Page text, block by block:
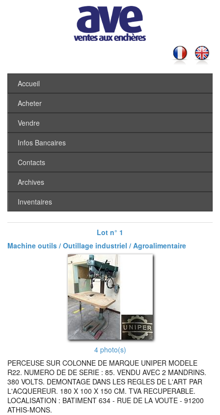
Accueil
Acheter
Vendre
Infos Bancaires
Contacts
Archives
Inventaires
Lot n° 1
Machine outils / Outillage industriel / Agroalimentaire
4 photo(s)
PERCEUSE SUR COLONNE DE MARQUE UNIPER MODELE
R22. NUMERO DE DE SERIE : 85. VENDU AVEC 2 MANDRINS.
380 VOLTS. DEMONTAGE DANS LES REGLES DE L'ART PAR
L'ACQUEREUR. 180 X 100 X 150 CM. TVA RECUPERABLE.
LOCALISATION : BATIMENT 634 - RUE DE LA VOUTE - 91200
ATHIS-MONS.